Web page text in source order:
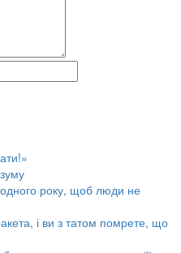
року, щоб люди не
і ви з татом помрете, що